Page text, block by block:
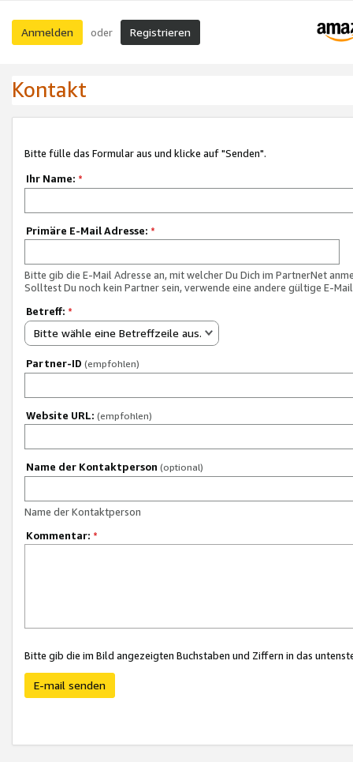
Anmelden oder Registrieren
Kontakt
Bitte fülle das Formular aus und klicke auf "Senden".
Ihr Name: *
Primäre E-Mail Adresse: *
Bitte gib die E-Mail Adresse an, mit welcher Du Dich im PartnerNet
Solltest Du noch kein Partner sein, verwende eine andere gültige E-
Betreff: *
Bitte wähle eine Betreffzeile aus.
Partner-ID (empfohlen)
Website URL: (empfohlen)
Name der Kontaktperson (optional)
Name der Kontaktperson
Kommentar: *
Bitte gib die im Bild angezeigten Buchstaben und Ziffern in das
E-mail senden